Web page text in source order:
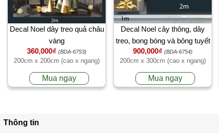
Decal Noel dây treo quả châu
vàng
360,000₫ (BDA-6753)
200cm x 200cm (cao x ngang)
Mua ngay
Decal Noel cây thông, dây
treo, bong bóng và bông tuyết
vàng
900,000₫ (BDA-6754)
200cm x 300cm (cao x ngang)
Mua ngay
Thông tin